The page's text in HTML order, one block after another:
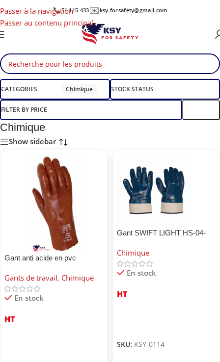
Passer à la navigation
Passer au contenu principal
📞51 115 433✉️ ksy.forsafety@gmail.com
CATEGORIES Chimique STOCK STATUS
FILTER BY PRICE
Chimique
Show sidebar
Gant anti acide en pvc
Gants de travail, Chimique
En stock
HT
Gant SWIFT LIGHT HS-04-
Chimique
En stock
HT
SKU: KSY-0114